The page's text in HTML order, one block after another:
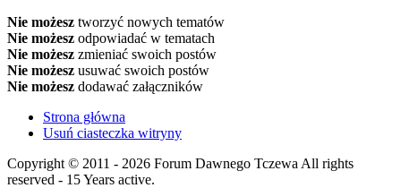
Nie możesz tworzyć nowych tematów
Nie możesz odpowiadać w tematach
Nie możesz zmieniać swoich postów
Nie możesz usuwać swoich postów
Nie możesz dodawać załączników
Strona główna
Usuń ciasteczka witryny
Copyright © 2011 - 2026 Forum Dawnego Tczewa All rights
reserved - 15 Years active.